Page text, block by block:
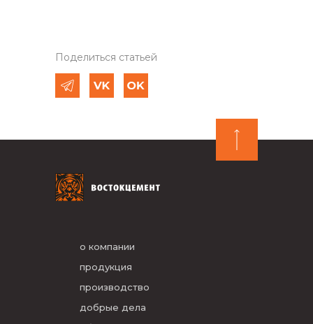
Поделиться статьей
о компании
продукция
производство
добрые дела